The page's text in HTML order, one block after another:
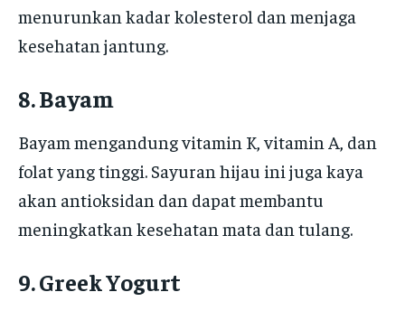
menurunkan kadar kolesterol dan menjaga
kesehatan jantung.
8. Bayam
Bayam mengandung vitamin K, vitamin A, dan
folat yang tinggi. Sayuran hijau ini juga kaya
akan antioksidan dan dapat membantu
meningkatkan kesehatan mata dan tulang.
9. Greek Yogurt